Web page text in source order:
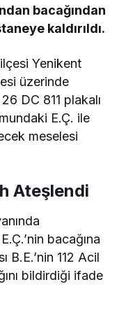
bacağından
kaldırıldı.
Yenikent
üzerinde
DC 811 plakalı
E.Ç. ile
meselesi
Ateşlendi
bacağına
B.E.’nin 112 Acil
bildirdiği ifade